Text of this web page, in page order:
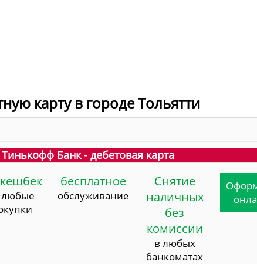
карту в городе Тольятти
Тинькофф Банк - дебетовая карта
любые
бесплатное
обслуживание
Снятие
наличных
без
комиссии
в любых
банкоматах